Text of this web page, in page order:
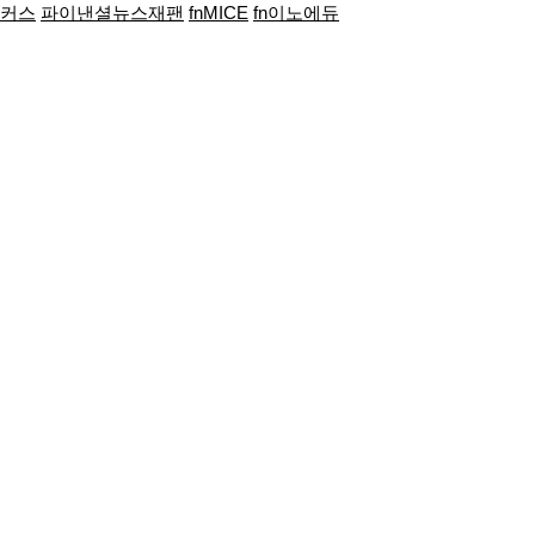
스 파이낸셜뉴스재팬 fnMICE fn이노에듀